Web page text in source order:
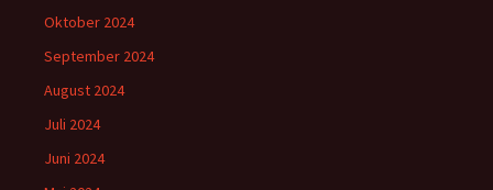
Oktober 2024
September 2024
August 2024
Juli 2024
Juni 2024